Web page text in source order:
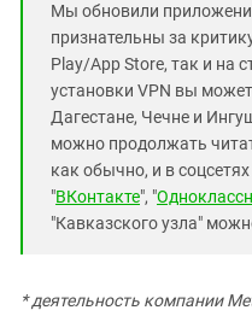
Мы обновили
признательны за
Play/App Store, так и на
установки VPN вы
Дагестане, Чечне и
можно продолжать
как обычно, и в соцсетях
"ВКонтакте", "
"Кавказского узла"
* деятельность компании